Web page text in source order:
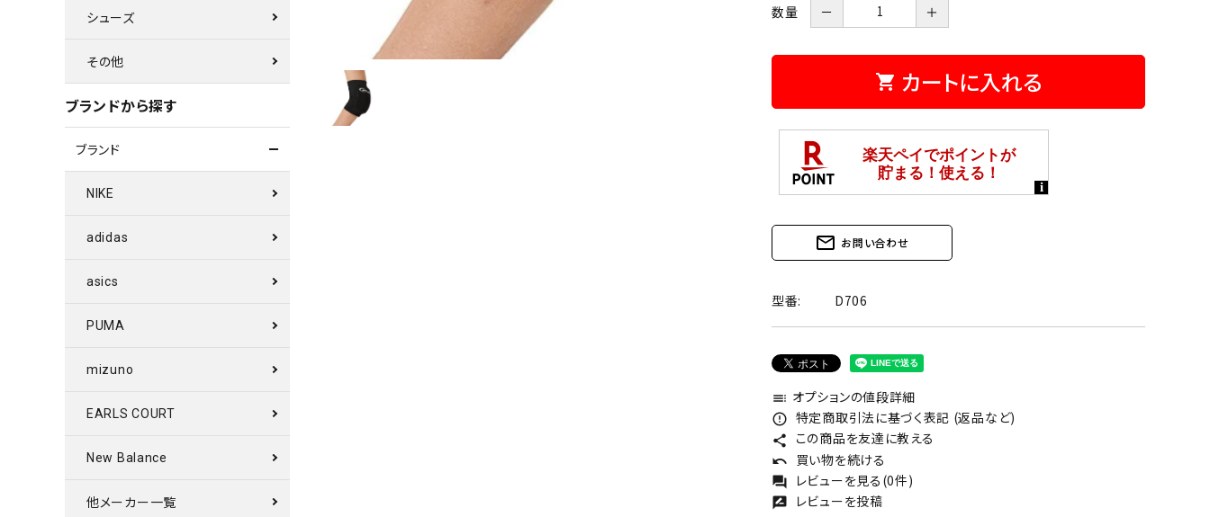
数量 － ＋
shopping_cart カートに入れる
mail_outline お問い合わせ
型番: D706
toc オプションの値段詳細
error_outline 特定商取引法に基づく表記 (返品など)
share この商品を友達に教える
undo 買い物を続ける
forum レビューを見る(0件)
rate_review レビューを投稿
シューズ
その他
ブランドから探す
ブランド
NIKE
adidas
asics
PUMA
mizuno
EARLS COURT
New Balance
他メーカー一覧